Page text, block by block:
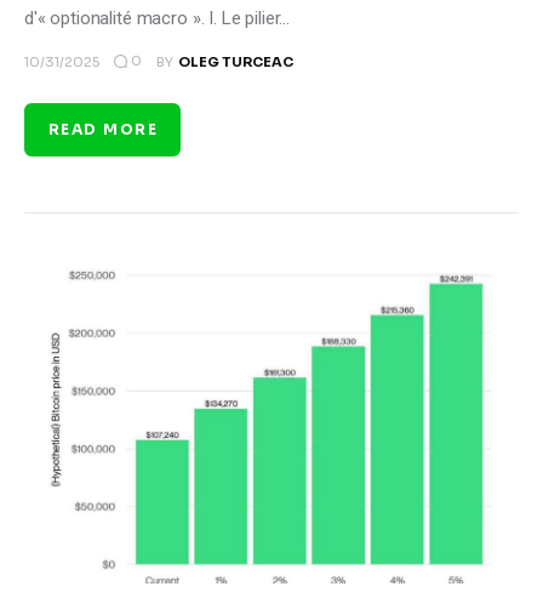
d'« optionalité macro ». I. Le pilier…
10/31/2025 0 BY OLEG TURCEAC
READ MORE